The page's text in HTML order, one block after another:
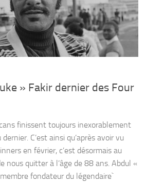
» Fakir dernier des Four
finissent toujours inexorablement
C’est ainsi qu’après avoir vu
en février, c’est désormais au
nous quitter à l’âge de 88 ans. Abdul «
fondateur du légendaire`